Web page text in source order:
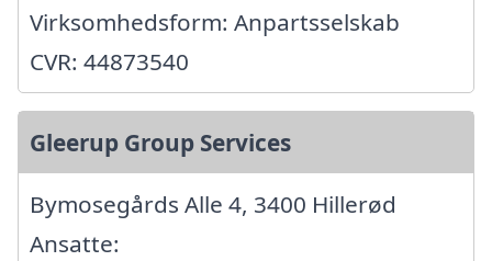
Virksomhedsform: Anpartsselskab
CVR: 44873540
Gleerup Group Services
Bymosegårds Alle 4, 3400 Hillerød
Ansatte: